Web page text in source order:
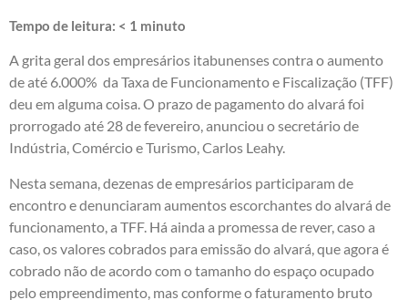
Tempo de leitura: < 1 minuto
A grita geral dos empresários itabunenses contra o aumento
de até 6.000% da Taxa de Funcionamento e Fiscalização (TFF)
deu em alguma coisa. O prazo de pagamento do alvará foi
prorrogado até 28 de fevereiro, anunciou o secretário de
Indústria, Comércio e Turismo, Carlos Leahy.
Nesta semana, dezenas de empresários participaram de
encontro e denunciaram aumentos escorchantes do alvará de
funcionamento, a TFF. Há ainda a promessa de rever, caso a
caso, os valores cobrados para emissão do alvará, que agora é
cobrado não de acordo com o tamanho do espaço ocupado
pelo empreendimento, mas conforme o faturamento bruto